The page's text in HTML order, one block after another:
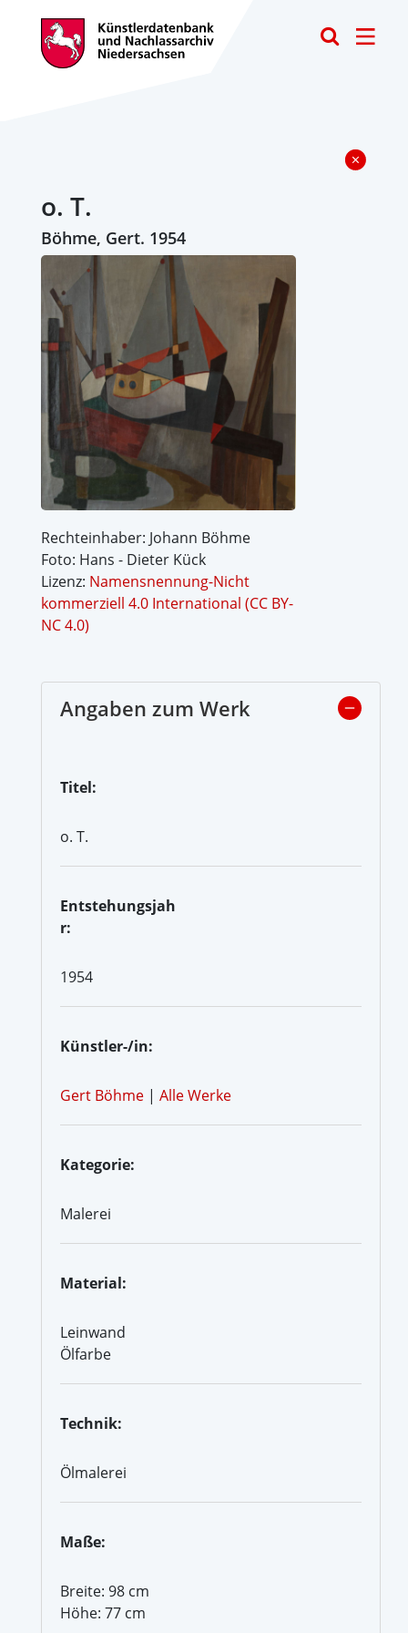
o. T.
Böhme, Gert. 1954
Rechteinhaber: Johann Böhme
Foto: Hans - Dieter Kück
Lizenz: Namensnennung-Nicht
kommerziell 4.0 International (CC BY-
NC 4.0)
Angaben zum Werk
Titel:
o. T.
Entstehungsjah
r:
1954
Künstler-/in:
Gert Böhme | Alle Werke
Kategorie:
Malerei
Material:
Leinwand
Ölfarbe
Technik:
Ölmalerei
Maße:
Breite: 98 cm
Höhe: 77 cm